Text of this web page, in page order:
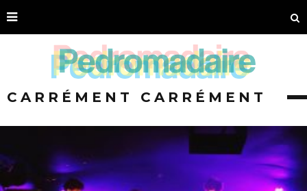
CARRÉMENT CARRÉMENT